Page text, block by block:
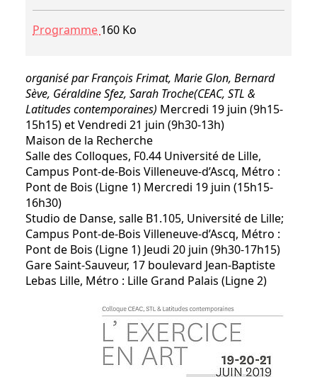
Programme 160 Ko
organisé par François Frimat, Marie Glon, Bernard
Sève, Géraldine Sfez, Sarah Troche(CEAC, STL &
Latitudes contemporaines) Mercredi 19 juin (9h15-
15h15) et Vendredi 21 juin (9h30-13h)
Maison de la Recherche
Salle des Colloques, F0.44 Université de Lille,
Campus Pont-de-Bois Villeneuve-d’Ascq, Métro :
Pont de Bois (Ligne 1) Mercredi 19 juin (15h15-
16h30)
Studio de Danse, salle B1.105, Université de Lille;
Campus Pont-de-Bois Villeneuve-d’Ascq, Métro :
Pont de Bois (Ligne 1) Jeudi 20 juin (9h30-17h15)
Gare Saint-Sauveur, 17 boulevard Jean-Baptiste
Lebas Lille, Métro : Lille Grand Palais (Ligne 2)